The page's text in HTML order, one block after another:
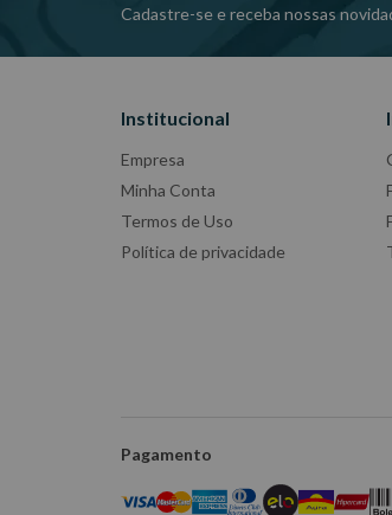
Cadastre-se e receba nossas
Institucional
Empresa
Minha Conta
Termos de Uso
Política de privacidade
Pagamento